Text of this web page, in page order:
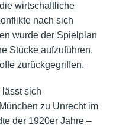
wirtschaftliche
nach sich
wurde der Spielplan
Stücke aufzuführen,
zurückgegriffen.
lässt sich
zu Unrecht im
der 1920er Jahre –